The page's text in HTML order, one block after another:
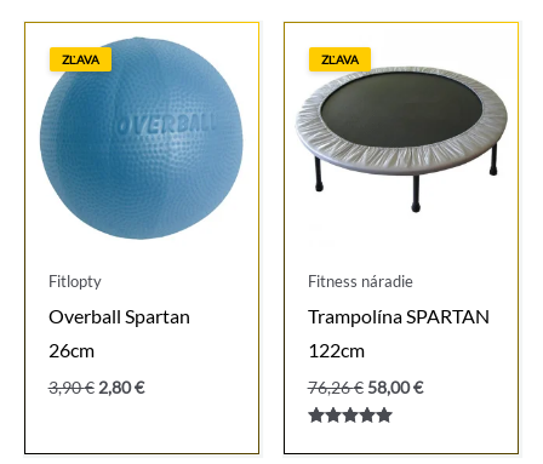
ZĽAVA
Fitlopty
Overball Spartan
26cm
3,90€ Pôvodná
3,90 €.
2,80€Aktuálna
2,80 €.
ZĽAVA
Fitness náradie
Trampolína SPARTAN
122cm
76,26€ Pôvodná
cena
bola:
76,26 €.
58,00€Aktuálna
58,00 €.
5.00